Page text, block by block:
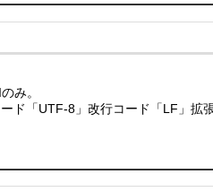
み。
ド「UTF-8」改行コード「LF」拡